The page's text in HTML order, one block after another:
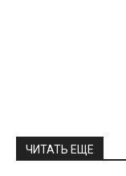
ЧИТАТЬ ЕЩЕ